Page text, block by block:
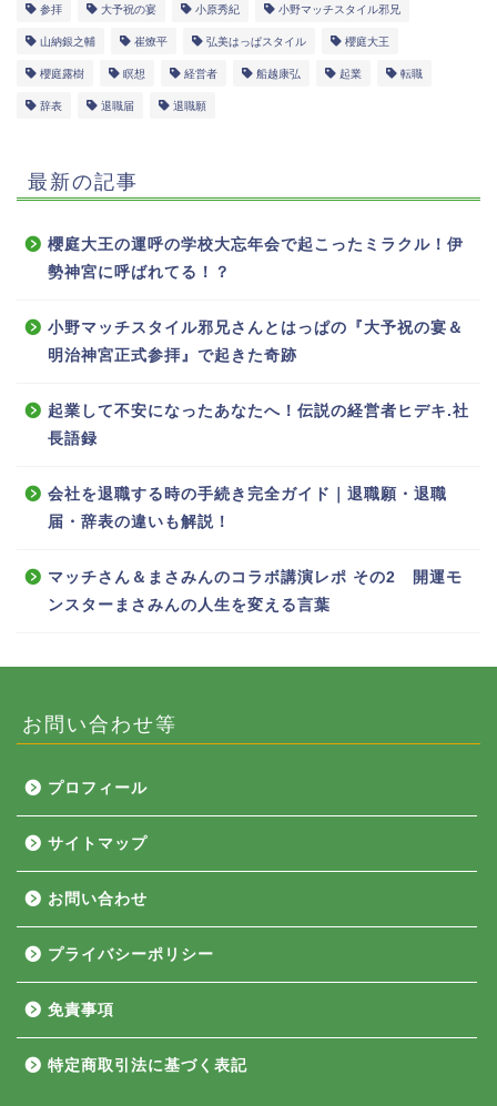
参拝 大予祝の宴 小原秀紀 小野マッチスタイル邪兄
山納銀之輔 崔燎平 弘美はっぱスタイル 櫻庭大王
櫻庭露樹 瞑想 経営者 船越康弘 起業 転職
辞表 退職届 退職願
最新の記事
櫻庭大王の運呼の学校大忘年会で起こったミラクル！伊
勢神宮に呼ばれてる！？
小野マッチスタイル邪兄さんとはっぱの『大予祝の宴＆
明治神宮正式参拝』で起きた奇跡
起業して不安になったあなたへ！伝説の経営者ヒデキ.社
長語録
会社を退職する時の手続き完全ガイド｜退職願・退職
届・辞表の違いも解説！
マッチさん＆まさみんのコラボ講演レポ その2 開運モ
ンスターまさみんの人生を変える言葉
お問い合わせ等
プロフィール
サイトマップ
お問い合わせ
プライバシーポリシー
免責事項
特定商取引法に基づく表記